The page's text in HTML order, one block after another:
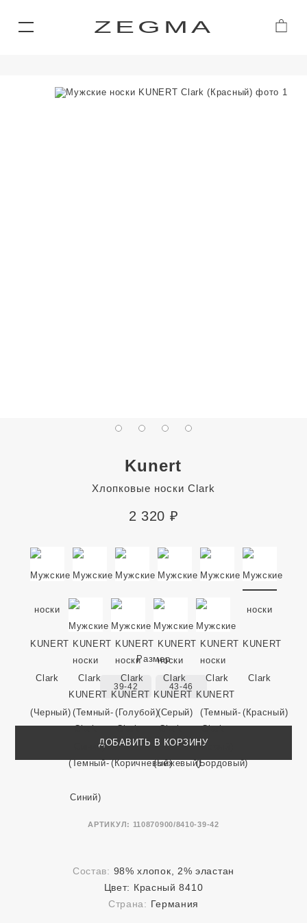
ZEGMA
Kunert
Хлопковые носки Clark
АРТИКУЛ: 110870900/8410-39-42
2 320 ₽
Размер
39-42 43-46
ДОБАВИТЬ В КОРЗИНУ
Состав: 98% хлопок, 2% эластан
Цвет: Красный 8410
Страна: Германия